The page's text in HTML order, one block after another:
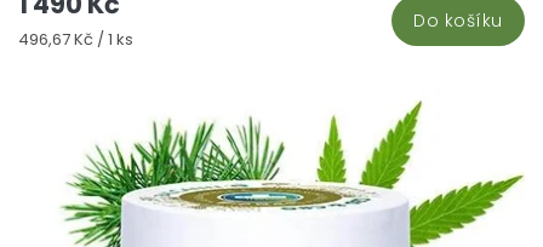
Měrná
496,67 Kč / 1 ks
Do košíku